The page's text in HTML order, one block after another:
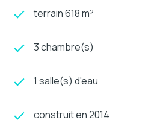
terrain 618 m²
3 chambre(s)
1 salle(s) d'eau
construit en 2014